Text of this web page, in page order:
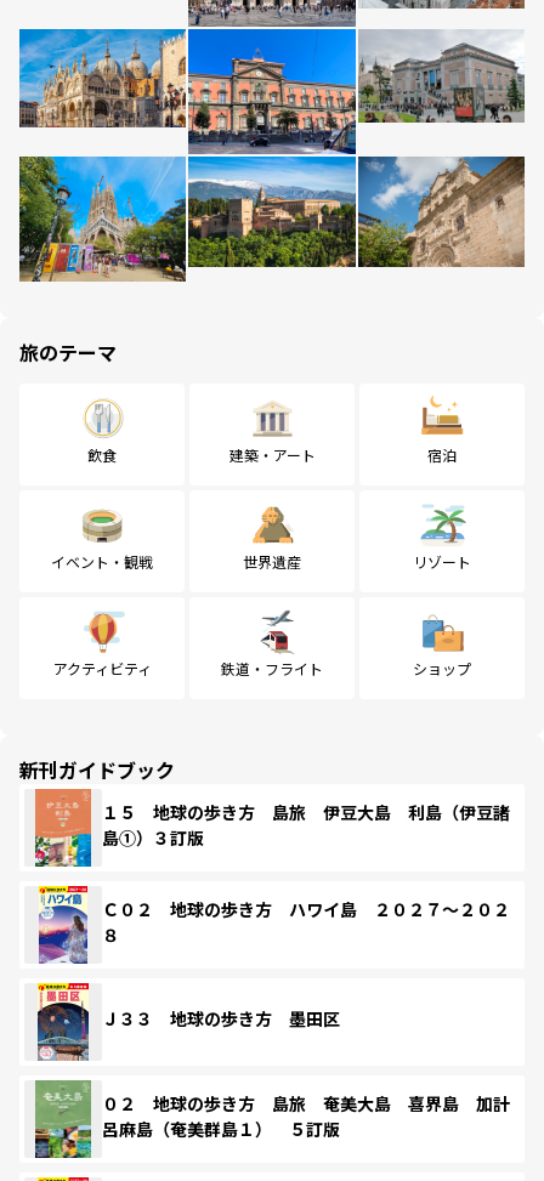
旅のテーマ
飲食 建築・アート 宿泊
イベント・観戦 世界遺産 リゾート
アクティビティ 鉄道・フライト ショップ
新刊ガイドブック
１５ 地球の歩き方 島旅 伊豆大島 利島（伊豆諸
島①）３訂版
Ｃ０２ 地球の歩き方 ハワイ島 ２０２７～２０２
８
Ｊ３３ 地球の歩き方 墨田区
０２ 地球の歩き方 島旅 奄美大島 喜界島 加計
呂麻島（奄美群島１） ５訂版